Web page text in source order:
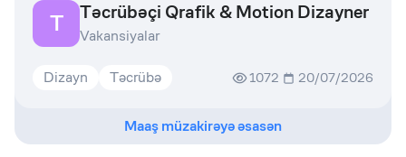
T Təcrübəçi Qrafik & Motion Dizayner
Vakansiyalar
Dizayn Təcrübə 1072 20/07/2026
Maaş müzakirəyə əsasən